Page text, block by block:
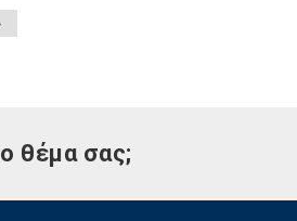
θέμα σας;